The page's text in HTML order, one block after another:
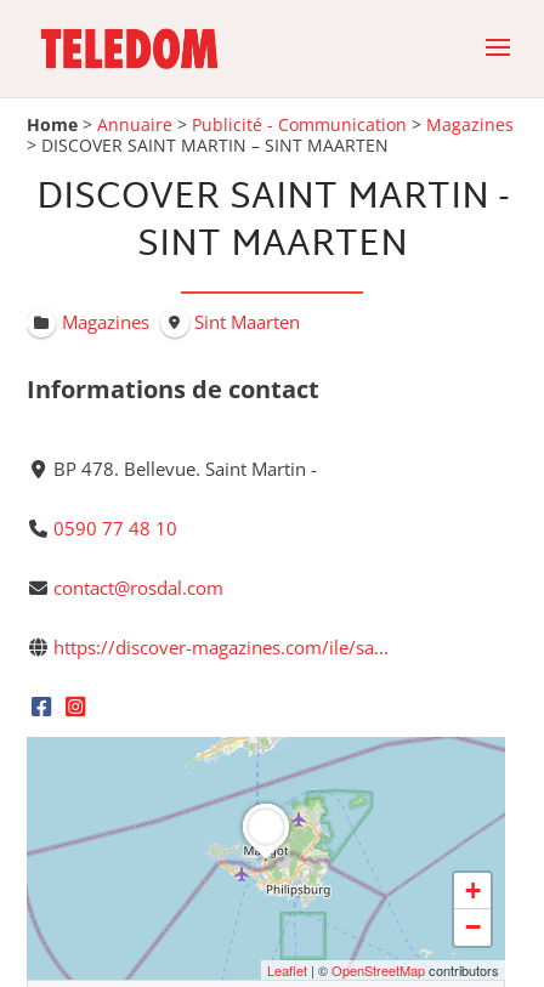
Home >Annuaire > Publicité - Communication > Magazines
> DISCOVER SAINT MARTIN – SINT MAARTEN
DISCOVER SAINT MARTIN -
SINT MAARTEN
Magazines Sint Maarten
Informations de contact
BP 478. Bellevue. Saint Martin -
0590 77 48 10
contact@rosdal.com
https://discover-magazines.com/ile/sa...
+
−
Leaflet| ©OpenStreetMapcontributors